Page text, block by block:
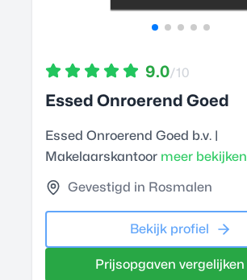
9.0/10
Essed Onroerend Goed
Essed Onroerend Goed b.v. |
Makelaarskantoor meer bekijken
Gevestigd in Rosmalen
Bekijk profiel
Prijsopgaven vergelijken